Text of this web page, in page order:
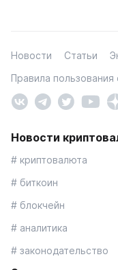
Новости Статьи
Правила пользования
Новости
# криптовалюта
# биткоин
# блокчейн
# аналитика
# законодательство